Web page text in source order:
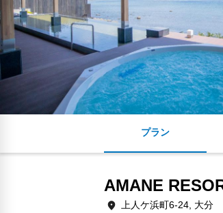
プラン
AMANE
上人ケ浜町6-24, 大分